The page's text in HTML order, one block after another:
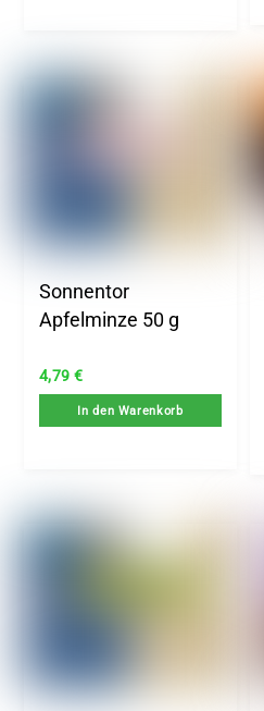
Sonnentor
Apfelminze 50 g
4,79 €
In den Warenkorb